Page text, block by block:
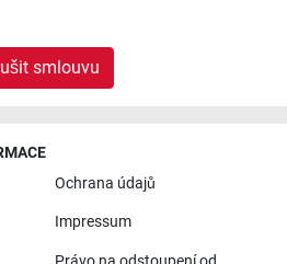
smlouvu
Ochrana údajů
Impressum